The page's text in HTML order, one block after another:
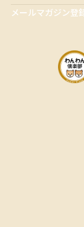
メールマガジン登